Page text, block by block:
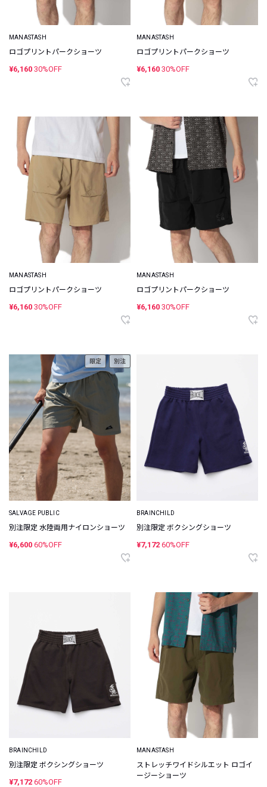
MANASTASH
ロゴプリントパークショーツ
¥6,160 30%OFF
MANASTASH
ロゴプリントパークショーツ
¥6,160 30%OFF
MANASTASH
ロゴプリントパークショーツ
¥6,160 30%OFF
MANASTASH
ロゴプリントパークショーツ
¥6,160 30%OFF
限定 別注
SALVAGE PUBLIC
別注限定 水陸両用ナイロンショーツ
¥6,600 60%OFF
BRAINCHILD
別注限定 ボクシングショーツ
¥7,172 60%OFF
BRAINCHILD
別注限定 ボクシングショーツ
¥7,172 60%OFF
MANASTASH
ストレッチワイドシルエット ロゴイ
ージーショーツ